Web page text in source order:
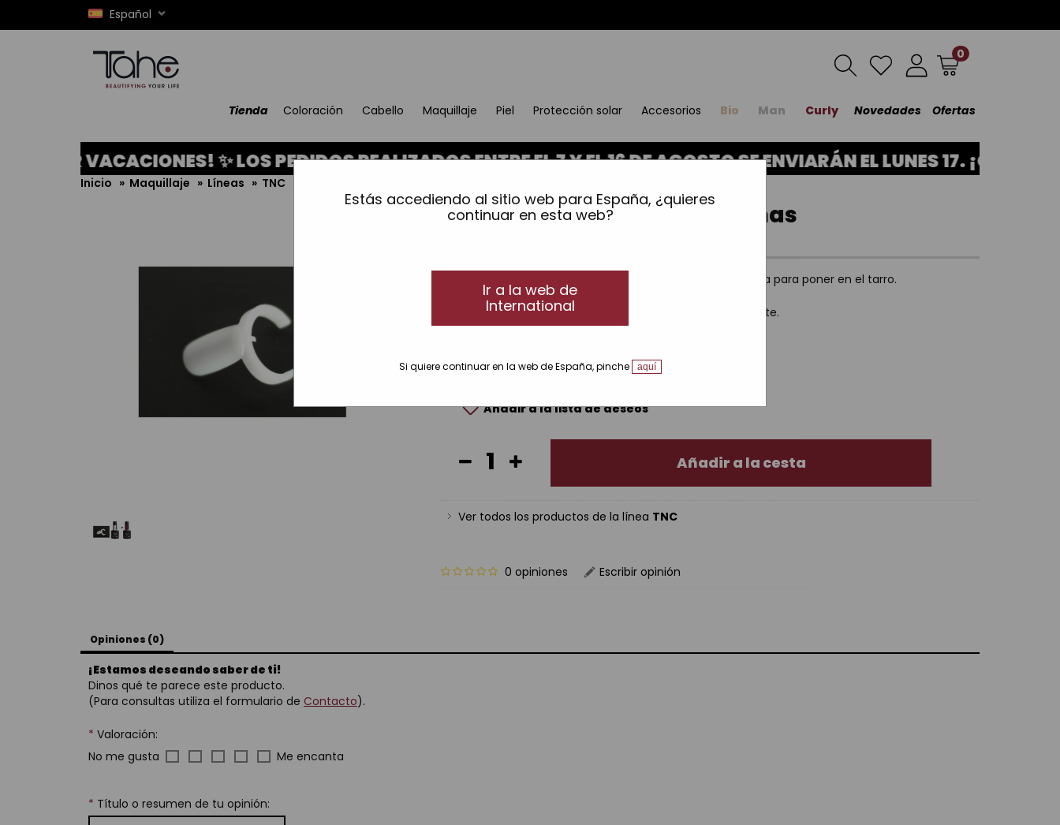
Estás accediendo al sitio web para España, ¿quieres
continuar en esta web?
Ir a la web de
International
Si quiere continuar en la web de España, pinche aquí
Español
0
Tienda Coloración Cabello Maquillaje Piel Protección solar Accesorios Bio Man Curly Novedades Ofertas
VACACIONES! ✨ LOS PEDIDOS REALIZADOS ENTRE EL 7 Y EL 16 DE AGOSTO SE ENVIARÁN EL LUNES 17. ¡GRACIAS
Inicio » Maquillaje » Líneas » TNC
Uñas transparentes anónimas
Identifica fácilmente el color de los esmaltes con esta uña para poner en el tarro.
Para maquillar con el esmalte permanente correspondiente.
(3,95€ / unidad) Ref.: 11065451
Añadir a la lista de deseos
Añadir a la cesta
Ver todos los productos de la línea TNC
0 opiniones Escribir opinión
Opiniones (0)
¡Estamos deseando saber de ti!
Dinos qué te parece este producto.
(Para consultas utiliza el formulario de Contacto).
* Valoración:
No me gusta
Me encanta
* Título o resumen de tu opinión: